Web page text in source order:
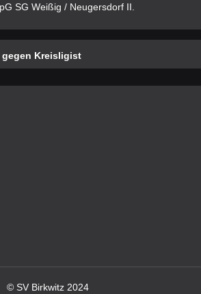
SG Weißig / Neugersdorf II.
gegen Kreisligist
© SV Birkwitz 2024